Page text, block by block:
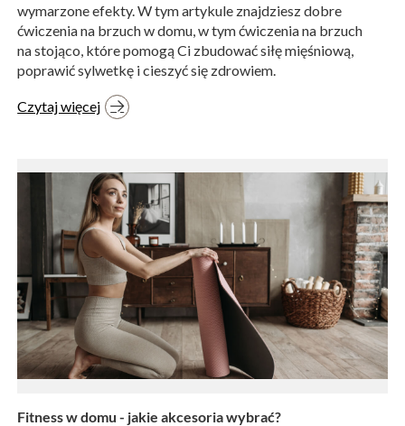
wymarzone efekty. W tym artykule znajdziesz dobre
ćwiczenia na brzuch w domu, w tym ćwiczenia na brzuch
na stojąco, które pomogą Ci zbudować siłę mięśniową,
poprawić sylwetkę i cieszyć się zdrowiem.
Czytaj więcej
Fitness w domu - jakie akcesoria wybrać?